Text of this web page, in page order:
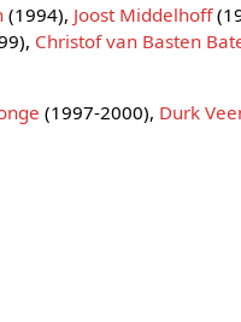
(1994), Joost Middelhoff
Christof van Basten
(1997-2000), Durk